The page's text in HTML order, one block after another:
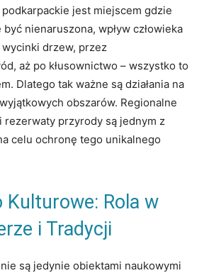
jest miejscem gdzie
nienaruszona, wpływ człowieka
wycinki drzew, przez
aż po kłusownictwo – wszystko to
Dlatego tak ważne są działania na
obszarów. Regionalne
rezerwaty przyrody są jednym z
celu ochronę tego unikalnego
Kulturowe: Rola w
i Tradycji
są jedynie obiektami naukowymi